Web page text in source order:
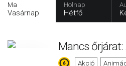
Ma
Vasárnap
Holnap
Hétfő
Mancs
Akció